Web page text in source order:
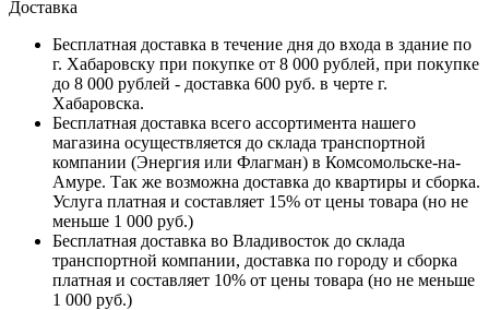
Доставка
Бесплатная доставка в течение дня до входа в здание по
г. Хабаровску при покупке от 8 000 рублей, при покупке
до 8 000 рублей - доставка 600 руб. в черте г.
Хабаровска.
Бесплатная доставка всего ассортимента нашего
магазина осуществляется до склада транспортной
компании (Энергия или Флагман) в Комсомольске-на-
Амуре. Так же возможна доставка до квартиры и сборка.
Услуга платная и составляет 15% от цены товара (но не
меньше 1 000 руб.)
Бесплатная доставка во Владивосток до склада
транспортной компании, доставка по городу и сборка
платная и составляет 10% от цены товара (но не меньше
1 000 руб.)